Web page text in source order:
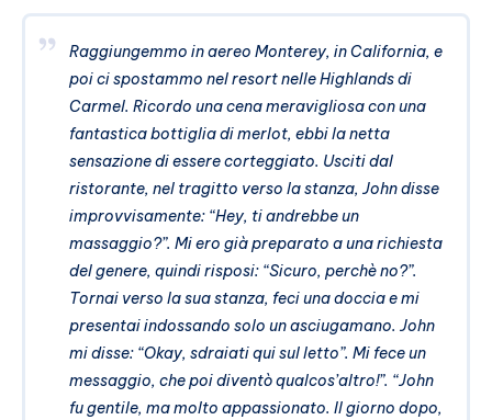
Raggiungemmo in aereo Monterey, in California, e
poi ci spostammo nel resort nelle Highlands di
Carmel. Ricordo una cena meravigliosa con una
fantastica bottiglia di merlot, ebbi la netta
sensazione di essere corteggiato. Usciti dal
ristorante, nel tragitto verso la stanza, John disse
improvvisamente: “Hey, ti andrebbe un
massaggio?”. Mi ero già preparato a una richiesta
del genere, quindi risposi: “Sicuro, perchè no?”.
Tornai verso la sua stanza, feci una doccia e mi
presentai indossando solo un asciugamano. John
mi disse: “Okay, sdraiati qui sul letto”. Mi fece un
messaggio, che poi diventò qualcos’altro!”. “John
fu gentile, ma molto appassionato. Il giorno dopo,